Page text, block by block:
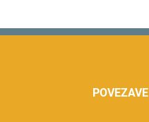
POVEZAVE